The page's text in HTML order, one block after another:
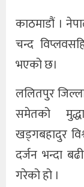
काठमाडौं ।
चन्द
भएको छ।
ललितपुर
समेतको
खड्गबहादुर
दर्जन भन्दा
गरेको हो ।